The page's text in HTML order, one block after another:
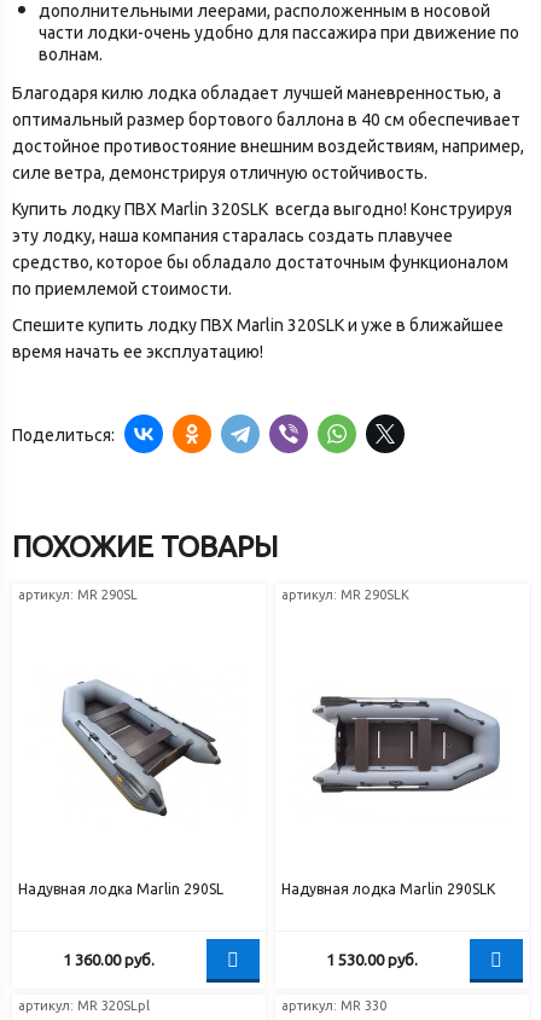
дополнительными леерами, расположенным в носовой
части лодки-очень удобно для пассажира при движение по
волнам.
Благодаря килю лодка обладает лучшей маневренностью, а
оптимальный размер бортового баллона в 40 см обеспечивает
достойное противостояние внешним воздействиям, например,
силе ветра, демонстрируя отличную остойчивость.
Купить лодку ПВХ Marlin 320SLK всегда выгодно! Конструируя
эту лодку, наша компания старалась создать плавучее
средство, которое бы обладало достаточным функционалом
по приемлемой стоимости.
Спешите купить лодку ПВХ Marlin 320SLK и уже в ближайшее
время начать ее эксплуатацию!
Поделиться:
ПОХОЖИЕ ТОВАРЫ
артикул: MR 290SL
Надувная лодка Marlin 290SL
1 360.00руб.
артикул: MR 290SLK
Надувная лодка Marlin 290SLK
1 530.00руб.
артикул: MR 320SLpl артикул: MR 330